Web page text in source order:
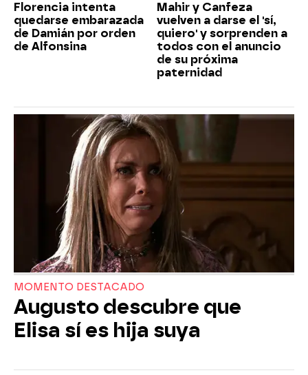
Florencia intenta
quedarse embarazada
de Damián por orden
de Alfonsina
Mahir y Canfeza
vuelven a darse el 'sí,
quiero' y sorprenden a
todos con el anuncio
de su próxima
paternidad
MOMENTO DESTACADO
Augusto descubre que
Elisa sí es hija suya